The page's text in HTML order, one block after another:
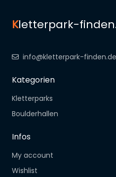
Kletterpark-
info@kletterpark-finden.de
Kategorien
Kletterparks
Boulderhallen
Infos
My account
Wishlist